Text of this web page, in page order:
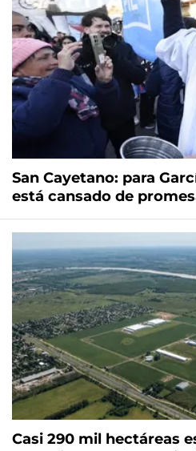
San Cayetano: para
está cansado de
Casi 290 mil hectáreas